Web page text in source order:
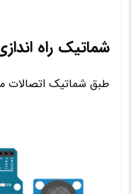
شماتیک راه
طبق شماتیک اتصالات